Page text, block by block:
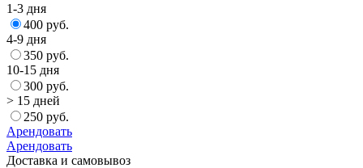
1-3 дня
400 руб.
4-9 дня
350 руб.
10-15 дня
300 руб.
> 15 дней
250 руб.
Арендовать
Арендовать
Доставка и самовывоз